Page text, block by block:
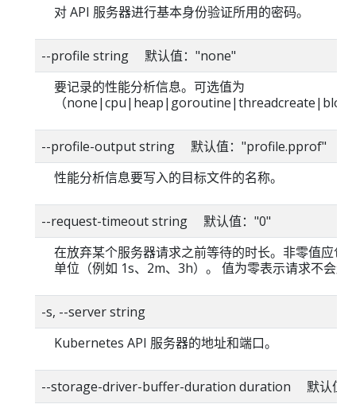
对 API 服务器进行基本身份验证所用的密码。
--profile string 默认值："none"
要记录的性能分析信息。可选值为
（
--profile-output string 默认值："profile.pprof"
性能分析信息要写入的目标文件的名称。
--request-timeout string 默认值："0"
在放弃某个服务器请求之前等待的时长。非零值应包
单位（例如 1s、2m、3h）。 值为零表示请求不会超
-s, --server string
Kubernetes API 服务器的地址和端口。
--storage-driver-buffer-duration duration 默认值